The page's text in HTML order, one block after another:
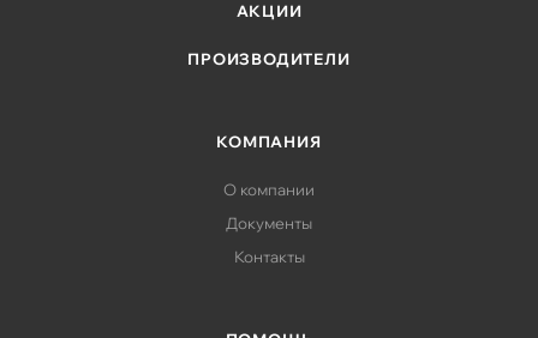
АКЦИИ
ПРОИЗВОДИТЕЛИ
КОМПАНИЯ
О компании
Документы
Контакты